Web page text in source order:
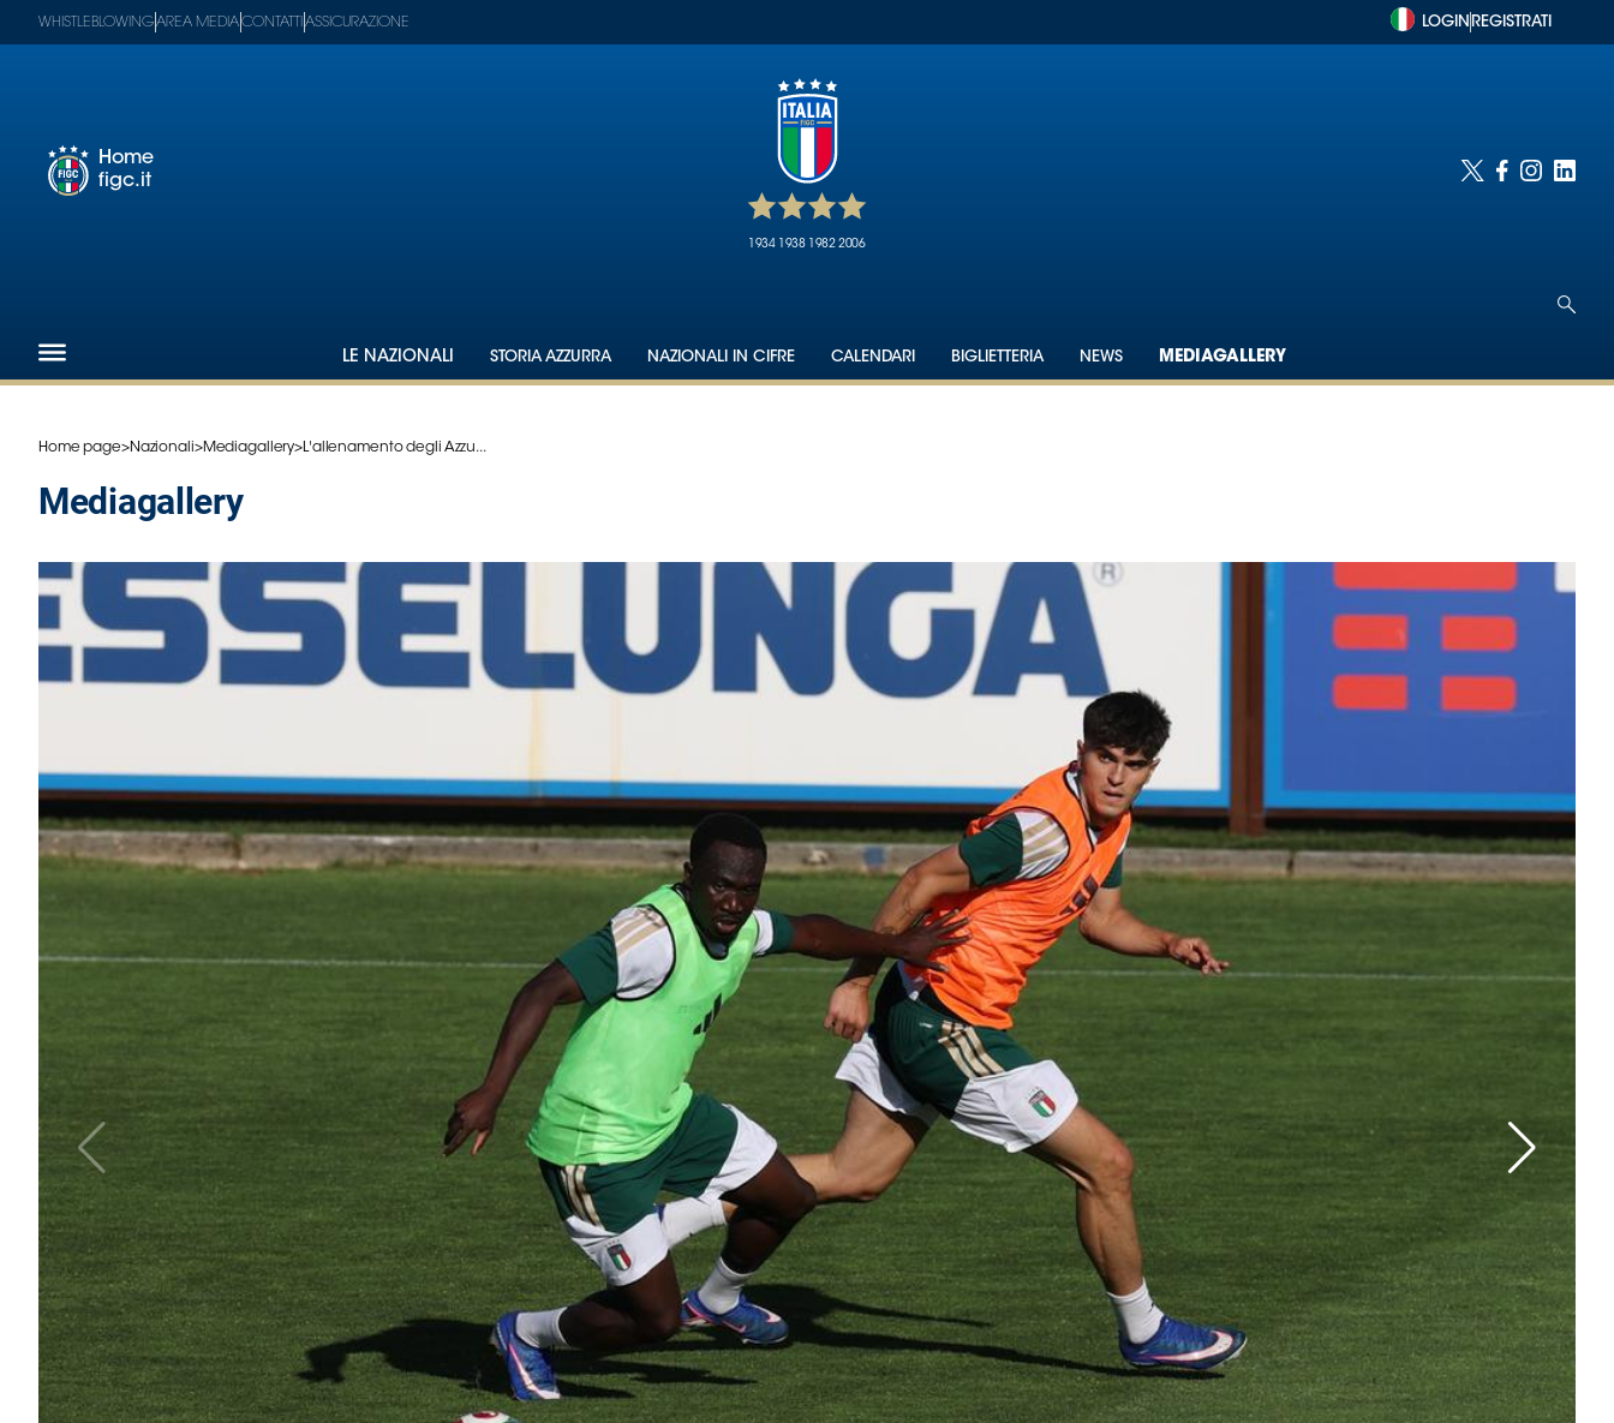
Footer
Tecnici
SGS
Serie
Women
Femminile
del
delle
nazionali
Assicurazione
Whistleblowing
Area
Media
Contatti
Assicurazione
Social media
WHISTLEBLOWINGAREA MEDIACONTATTI ASSICURAZIONE LOGIN REGISTRATI
Home
figc.it
1934 1938 1982 2006
LE NAZIONALI STORIA AZZURRA NAZIONALI IN CIFRE CALENDARI BIGLIETTERIA NEWS MEDIAGALLERY
Home page>Nazionali>Mediagallery>L'allenamento degli Azzu...
mediagallery